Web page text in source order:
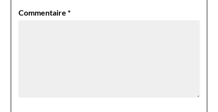
Commentaire*